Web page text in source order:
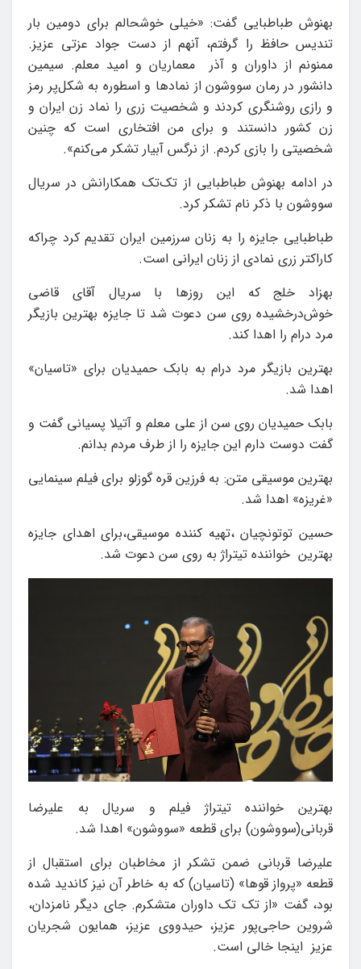
بهنوش طباطبایی گفت: «خیلی خوشحالم برای دومین بار
تندیس حافظ را گرفتم، آنهم از دست جواد عزتی عزیز.
ممنونم از داوران و آذر معماریان و امید معلم. سیمین
دانشور در رمان سووشون از نمادها و اسطوره به شکل‌پر رمز
و رازی روشنگری کردند و شخصیت زری را نماد زن ایران و
زن کشور دانستند و برای من افتخاری است که چنین
شخصیتی را بازی کردم. از نرگس آبیار تشکر می‌کنم».
در ادامه بهنوش طباطبایی از تک‌تک همکارانش در سریال
سووشون با ذکر نام تشکر کرد.
طباطبایی جایزه را به زنان سرزمین ایران تقدیم کرد چراکه
کاراکتر زری نمادی از زنان ایرانی است.
بهزاد خلج که این روزها با سریال آقای قاضی
خوش‌درخشیده روی سن دعوت شد تا جایزه بهترین بازیگر
مرد درام را اهدا کند.
بهترین بازیگر مرد درام به بابک حمیدیان برای «تاسیان»
اهدا شد.
بابک حمیدیان روی سن از علی معلم و آتیلا پسیانی گفت و
گفت دوست دارم این جایزه را از طرف مردم بدانم.
بهترین موسیقی متن: به فرزین قره گوزلو برای فیلم سینمایی
«غریزه» اهدا شد.
حسین توتونچیان ،تهیه کننده موسیقی،برای اهدای جایزه
بهترین خواننده تیتراژ به روی سن دعوت شد.
بهترین خواننده تیتراژ فیلم و سریال به علیرضا
قربانی(سووشون) برای قطعه «سووشون» اهدا شد.
علیرضا قربانی ضمن تشکر از مخاطبان برای استقبال از
قطعه «پرواز قوها» (تاسیان) که به خاطر آن نیز کاندید شده
بود، گفت «از تک تک داوران متشکرم. جای دیگر نامزدان،
شروین حاجی‌پور عزیز، حیدووی عزیز، همایون شجریان
عزیز اینجا خالی است.